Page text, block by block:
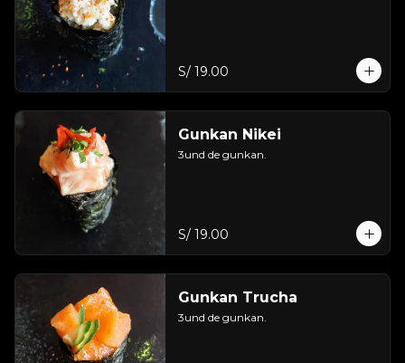
S/ 19.00
Gunkan Nikei
3und de gunkan.
S/ 19.00
Gunkan Trucha
3und de gunkan.